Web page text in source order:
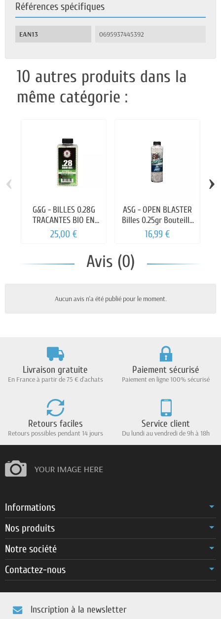
Références spécifiques
EAN13 0695937445392
10 autres produits dans la
même catégorie :
G&G - BILLES 0.28G
TRACANTES BIO EN
BOUTEILLE DE 2700
25,00 €
ASG - OPEN BLASTER
Billes 0.25gr Bouteille
de 3300 billes
16,99 €
‹ ›
Avis (0)
Aucun avis n'a été publié pour le moment.
Livraison gratuite
En France à partir de 75 € d'achats
Paiement sécurisé
Paiement en ligne 100% sécurisé
Retours faciles
Retours possibles pendant 14 jours
Service client
Du lundi au vendredi de 9h à 18h
Informations
Nos produits
Notre société
Contactez-nous
Inscription à la newsletter